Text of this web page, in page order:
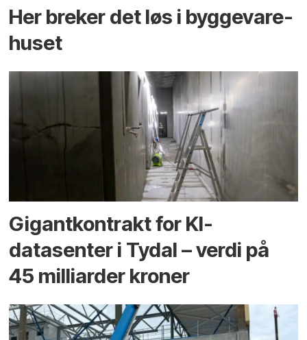
Her breker det løs i bygge­vare­
huset
Gigantkontrakt for KI-
datasenter i Tydal – verdi på
45 milliarder kroner